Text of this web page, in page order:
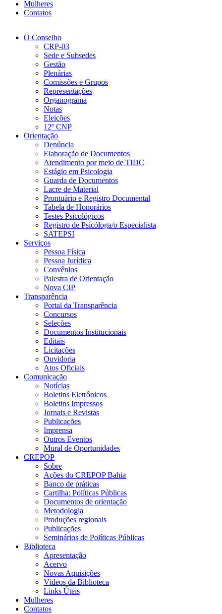
Mulheres
Contatos
O Conselho
CRP-03
Sede e Subsedes
Gestão
Plenárias
Comissões e Grupos
Representações
Organograma
Notas
Eleições
12º CNP
Orientação
Denúncia
Elaboração de Documentos
Atendimento por meio de TIDC
Estágio em Psicologia
Guarda de Documentos
Lacre de Material
Prontuário e Registro Documental
Tabela de Honorários
Testes Psicológicos
Registro de Psicóloga/o Especialista
SATEPSI
Serviços
Pessoa Física
Pessoa Jurídica
Convênios
Palestra de Orientação
Nova CIP
Transparência
Portal da Transparência
Concursos
Seleções
Documentos Institucionais
Editais
Licitações
Ouvidoria
Atos Oficiais
Comunicação
Notícias
Boletins Eletrônicos
Boletins Impressos
Jornais e Revistas
Publicações
Imprensa
Outros Eventos
Mural de Oportunidades
CREPOP
Sobre
Ações do CREPOP Bahia
Banco de práticas
Cartilha: Políticas Públicas
Documentos de orientação
Metodologia
Produções regionais
Publicações
Seminários de Políticas Públicas
Biblioteca
Apresentação
Acervo
Novas Aquisições
Vídeos da Biblioteca
Links Úteis
Mulheres
Contatos